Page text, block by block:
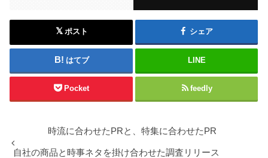
ポスト シェア
はてブ LINE
Pocket feedly
時流に合わせたPRと、特集に合わせたPR
自社の商品と時事ネタを掛け合わせた調査リリース